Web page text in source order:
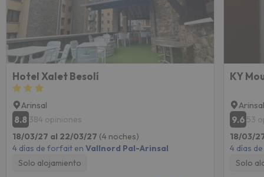
Hotel Xalet Besolí
Arinsal
8.8 384 opiniones
18/03/27 al 22/03/27 (4 noches)
4 días de forfait en Vallnord Pal-Arinsal
Solo alojamiento
KY
9.6 53
18/03/
4 días
Solo